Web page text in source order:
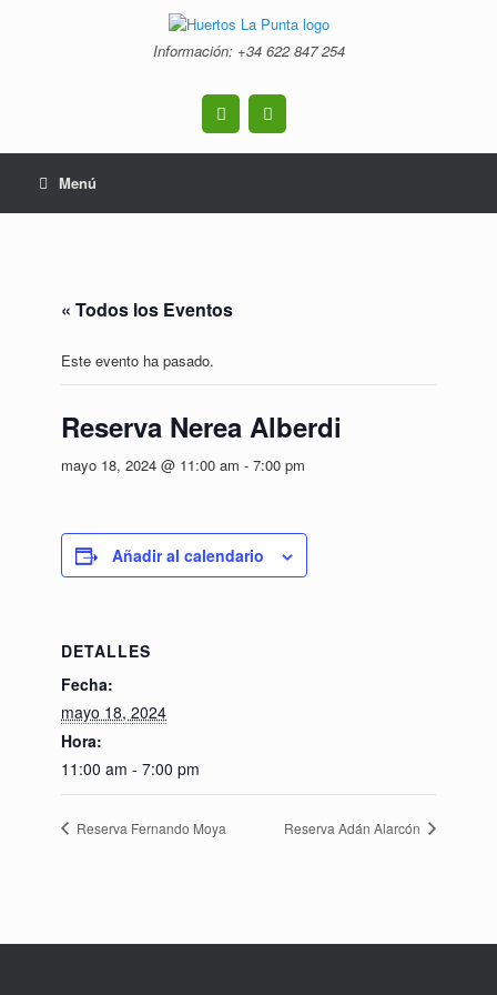
Información: +34 ‭622 847 254‬
Menú
« Todos los Eventos
Este evento ha pasado.
Reserva Nerea Alberdi
mayo 18, 2024 @ 11:00 am - 7:00 pm
Añadir al calendario
DETALLES
Fecha:
mayo 18, 2024
Hora:
11:00 am - 7:00 pm
Reserva Fernando Moya Reserva Adán Alarcón